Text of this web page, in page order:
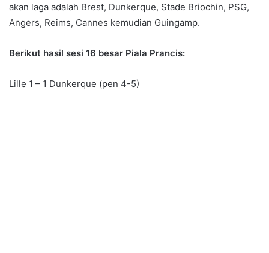
akan laga adalah Brest, Dunkerque, Stade Briochin, PSG,
Angers, Reims, Cannes kemudian Guingamp.
Berikut hasil sesi 16 besar Piala Prancis:
Lille 1 – 1 Dunkerque (pen 4-5)